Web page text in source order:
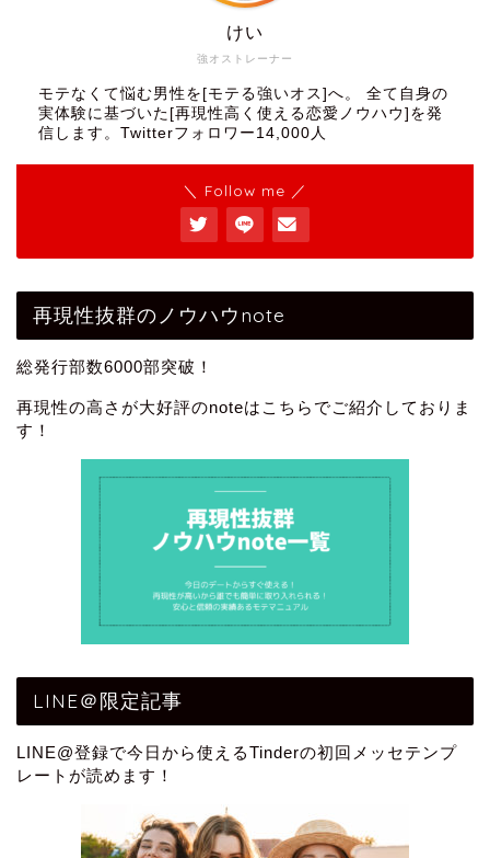
強オストレーナー
けい
モテなくて悩む男性を[モテる強いオス]へ。 全て自身の
実体験に基づいた[再現性高く使える恋愛ノウハウ]を発
信します。Twitterフォロワー14,000人
＼ Follow me ／
再現性抜群のノウハウnote
総発行部数6000部突破！
再現性の高さが大好評のnoteはこちらでご紹介しておりま
す！
LINE＠限定記事
LINE@登録で今日から使えるTinderの初回メッセテンプ
レートが読めます！